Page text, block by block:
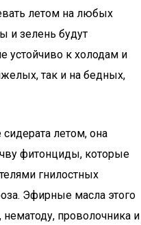
летом на любых
и зелень будут
устойчиво к холодам и
так и на бедных,
летом, она
фитонциды, которые
гнилостных
Эфирные масла этого
проволочника и